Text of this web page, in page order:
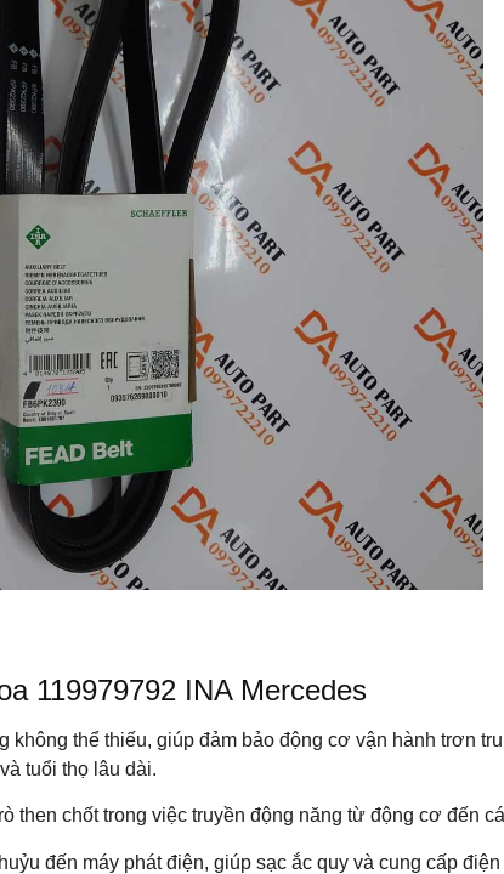
119979792 INA Mercedes
không thể thiếu, giúp đảm bảo động cơ vận hành trơn
tuổi thọ lâu dài.
then chốt trong việc truyền động năng từ động cơ đến
đến máy phát điện, giúp sạc ắc quy và cung cấp